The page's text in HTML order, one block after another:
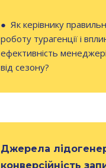
● Як керівнику
роботу турагенції і
ефективність
від сезону?
Джерела
конверсійність